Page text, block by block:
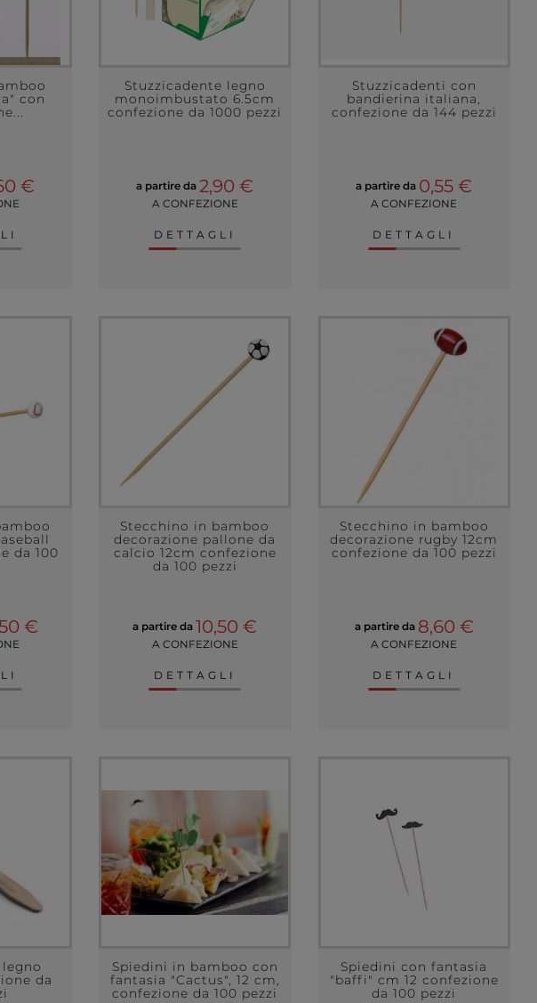
con
€
Stuzzicadente legno
monoimbustato 6.5cm
confezione da 1000 pezzi
a partire da2,90 €
A CONFEZIONE
DETTAGLI
Stuzzicadenti con
bandierina italiana,
confezione da 144 pezzi
a partire da 0,55 €
A CONFEZIONE
DETTAGLI
da 100
€
Stecchino in bamboo
decorazione pallone da
calcio 12cm confezione
da 100 pezzi
a partire da 10,50 €
A CONFEZIONE
DETTAGLI
Stecchino in bamboo
decorazione rugby 12cm
confezione da 100 pezzi
a partire da 8,60 €
A CONFEZIONE
DETTAGLI
da
Spiedini in bamboo con
fantasia "Cactus", 12 cm,
confezione da 100 pezzi
Spiedini con fantasia
"baffi" cm 12 confezione
da 100 pezzi